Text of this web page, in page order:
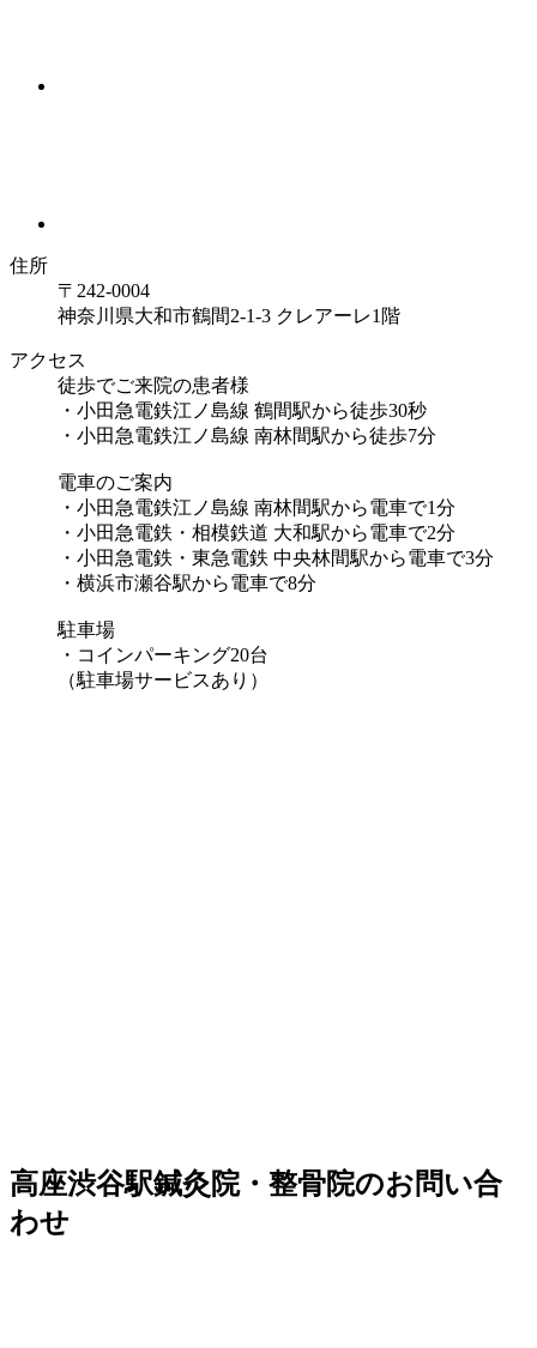
住所
〒242-0004
神奈川県大和市鶴間2-1-3 クレアーレ1階
アクセス
徒歩でご来院の患者様
・小田急電鉄江ノ島線 鶴間駅から徒歩30秒
・小田急電鉄江ノ島線 南林間駅から徒歩7分
電車のご案内
・小田急電鉄江ノ島線 南林間駅から電車で1分
・小田急電鉄・相模鉄道 大和駅から電車で2分
・小田急電鉄・東急電鉄 中央林間駅から電車で3分
・横浜市瀬谷駅から電車で8分
駐車場
・コインパーキング20台
（駐車場サービスあり）
高座渋谷駅鍼灸院・整骨院のお問い合
わせ